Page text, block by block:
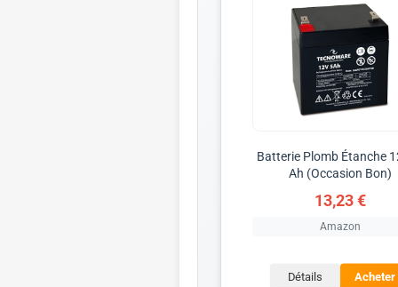
Batterie Plomb Étanche
Ah (Occasion Bon)
13,23 €
Amazon
Détails Acheter